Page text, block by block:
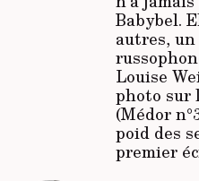
Babybel.
autres,
Louise
photo sur
(Médor
poid des
premier